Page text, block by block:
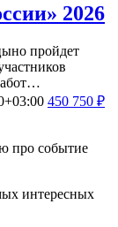
2026
пройдет
450 750 ₽
про событие
интересных